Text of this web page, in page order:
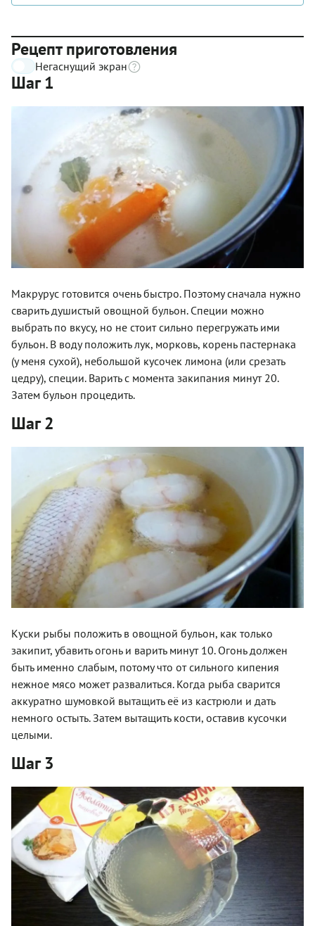
Рецепт приготовления
Негаснущий экран
Шаг 1
Макрурус готовится очень быстро. Поэтому сначала нужно
сварить душистый овощной бульон. Специи можно
выбрать по вкусу, но не стоит сильно перегружать ими
бульон. В воду положить лук, морковь, корень пастернака
(у меня сухой), небольшой кусочек лимона (или срезать
цедру), специи. Варить с момента закипания минут 20.
Затем бульон процедить.
Шаг 2
Куски рыбы положить в овощной бульон, как только
закипит, убавить огонь и варить минут 10. Огонь должен
быть именно слабым, потому что от сильного кипения
нежное мясо может развалиться. Когда рыба сварится
аккуратно шумовкой вытащить её из кастрюли и дать
немного остыть. Затем вытащить кости, оставив кусочки
целыми.
Шаг 3